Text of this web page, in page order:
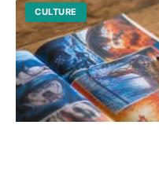
CULTURE